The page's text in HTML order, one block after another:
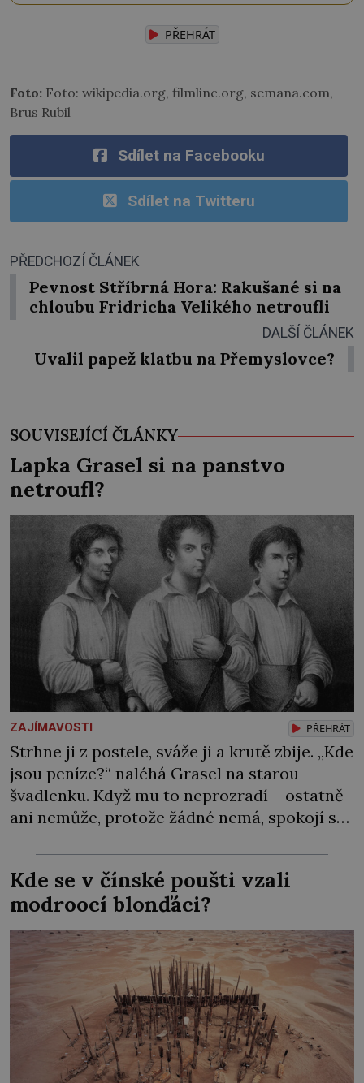
PŘEHRÁT
Foto: Foto: wikipedia.org, filmlinc.org, semana.com,
Brus Rubil
Sdílet na Facebooku
Sdílet na Twitteru
PŘEDCHOZÍ ČLÁNEK
Pevnost Stříbrná Hora: Rakušané si na
chloubu Fridricha Velikého netroufli
DALŠÍ ČLÁNEK
Uvalil papež klatbu na Přemyslovce?
SOUVISEJÍCÍ ČLÁNKY
Lapka Grasel si na panstvo
netroufl?
ZAJÍMAVOSTI PŘEHRÁT
Strhne ji z postele, sváže ji a krutě zbije. „Kde
jsou peníze?“ naléhá Grasel na starou
švadlenku. Když mu to neprozradí – ostatně
ani nemůže, protože žádné nemá, spokojí se
Zraněná žena pár dní nato umírá. Je to muž
nebývale krutý. Jeho činy budí hrůzu ještě
dlouho po jeho smrti […]
Kde se v čínské poušti vzali
modroocí blonďáci?